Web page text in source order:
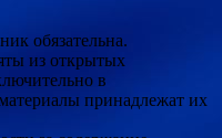
обязательна.
из открытых
в
принадлежат их